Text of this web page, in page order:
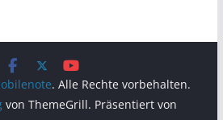
. Alle Rechte vorbehalten.
von ThemeGrill. Präsentiert von